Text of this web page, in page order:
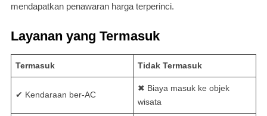
mendapatkan penawaran harga terperinci.
Layanan yang Termasuk
Termasuk Tidak Termasuk
✔ Kendaraan ber-AC
✖ Biaya masuk ke objek
wisata